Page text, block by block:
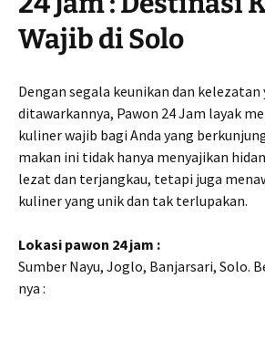
Wajib di Solo
Dengan segala keunikan dan kelezatan
ditawarkannya, Pawon 24 Jam layak
kuliner wajib bagi Anda yang
makan ini tidak hanya menyajikan
lezat dan terjangkau, tetapi juga
kuliner yang unik dan tak terlupakan.
Lokasi pawon 24 jam :
Sumber Nayu, Joglo, Banjarsari, Solo.
nya :